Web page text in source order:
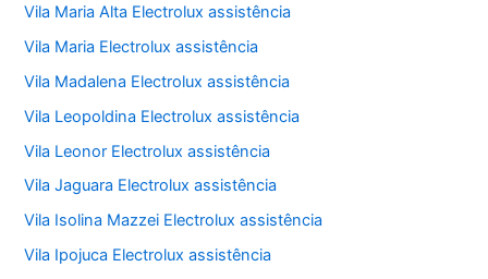
Vila Maria Alta Electrolux assistência
Vila Maria Electrolux assistência
Vila Madalena Electrolux assistência
Vila Leopoldina Electrolux assistência
Vila Leonor Electrolux assistência
Vila Jaguara Electrolux assistência
Vila Isolina Mazzei Electrolux assistência
Vila Ipojuca Electrolux assistência